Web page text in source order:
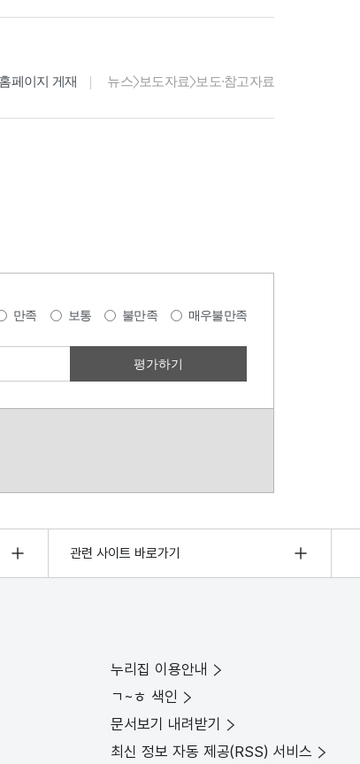
홈페이지 게재 뉴스>보도자료>보도·참고자료
만족 보통 불만족 매우불만족
관련 사이트 바로가기
누리집 이용안내
ㄱ~ㅎ 색인
문서보기 내려받기
최신 정보 자동 제공(RSS) 서비스